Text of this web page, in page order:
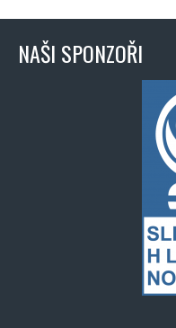
NAŠI SPONZOŘI